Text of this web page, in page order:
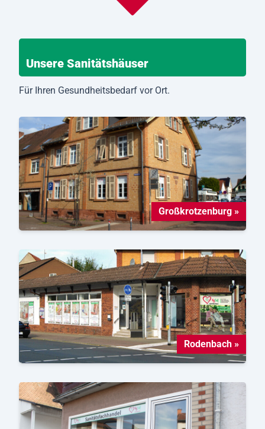
Unsere Sanitätshäuser
Für Ihren Gesundheitsbedarf vor Ort.
Großkrotzenburg »
Rodenbach »